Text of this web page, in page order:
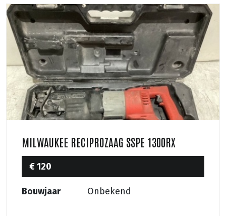
MILWAUKEE RECIPROZAAG SSPE 1300RX
€ 120
Bouwjaar Onbekend